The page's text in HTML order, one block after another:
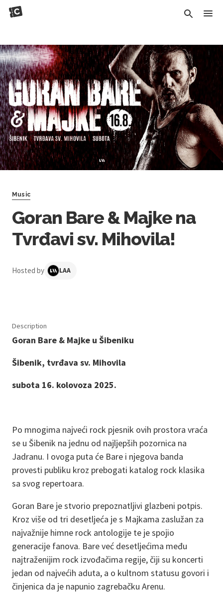
Music
Goran Bare & Majke na
Tvrđavi sv. Mihovila!
Hosted by LAA
Description
Goran Bare & Majke u Šibeniku
Šibenik, tvrđava sv. Mihovila
subota 16. kolovoza 2025.
Po mnogima najveći rock pjesnik ovih prostora vraća
se u Šibenik na jednu od najljepših pozornica na
Jadranu. I ovoga puta će Bare i njegova banda
provesti publiku kroz prebogati katalog rock klasika
sa svog repertoara.
Goran Bare je stvorio prepoznatljivi glazbeni potpis.
Kroz više od tri desetljeća je s Majkama zaslužan za
najvažnije himne rock antologije te je spojio
generacije fanova. Bare već desetljećima među
najtraženijim rock izvođačima regije, čiji su koncerti
jedan od najvećih aduta, a o kultnom statusu govori i
činjenica da je napunio zagrebačku Arenu.